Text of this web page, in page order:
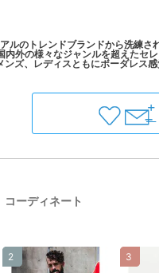
ルのトレンドブランドから洗練
内外の様々なジャンルを超えたセ
コーディネート
2 3